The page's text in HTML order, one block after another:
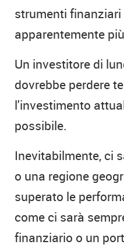
strumenti
apparentemente
Un investitore di
dovrebbe perdere
l'investimento
possibile.
Inevitabilmente, ci
o una regione
superato le
come ci sarà
finanziario o un